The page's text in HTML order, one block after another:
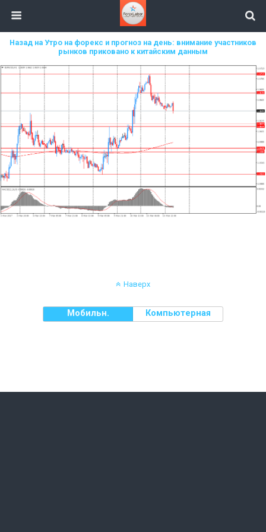
Назад на Утро на форекс и прогноз на день: внимание участников
рынков приковано к китайским данным
Наверх
Мобильн. Компьютерная